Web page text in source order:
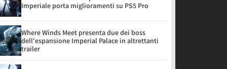
Imperiale porta miglioramenti su PS5 Pro
Where Winds Meet presenta due dei boss
dell'espansione Imperial Palace in altrettanti
trailer